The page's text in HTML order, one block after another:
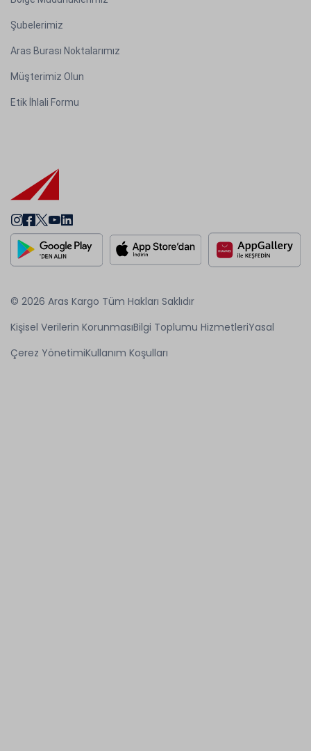
Şubelerimiz
Aras Burası Noktalarımız
Müşterimiz Olun
Etik İhlali Formu
© 2026 Aras Kargo Tüm Hakları Saklıdır
Kişisel Verilerin KorunmasıBilgi Toplumu HizmetleriYasal
Çerez YönetimiKullanım Koşulları